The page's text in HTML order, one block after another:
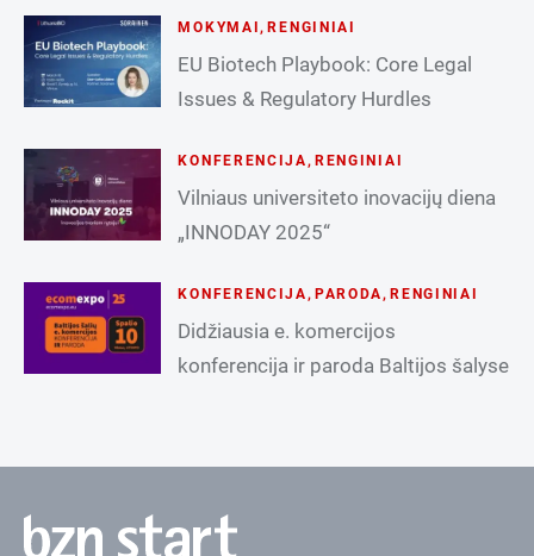
MOKYMAI ,RENGINIAI
EU Biotech Playbook: Core Legal
Issues & Regulatory Hurdles
KONFERENCIJA , RENGINIAI
Vilniaus universiteto inovacijų diena
„INNODAY 2025“
KONFERENCIJA , PARODA ,RENGINIAI
Didžiausia e. komercijos
konferencija ir paroda Baltijos šalyse